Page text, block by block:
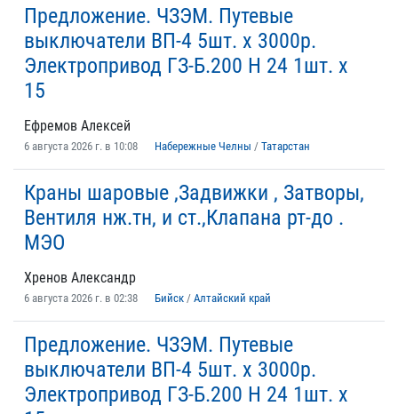
Предложение. ЧЗЭМ. Путевые
выключатели ВП-4 5шт. х 3000р.
Электропривод ГЗ-Б.200 Н 24 1шт. х
15
Ефремов Алексей
6 августа 2026 г. в 10:08 Набережные Челны / Татарстан
Краны шаровые ,Задвижки , Затворы,
Вентиля нж.тн, и ст.,Клапана рт-до .
МЭО
Хренов Александр
6 августа 2026 г. в 02:38 Бийск / Алтайский край
Предложение. ЧЗЭМ. Путевые
выключатели ВП-4 5шт. х 3000р.
Электропривод ГЗ-Б.200 Н 24 1шт. х